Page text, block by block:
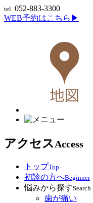
tel. 052-883-3300
WEB予約はこちら▶
アクセスAccess
トップTop
初診の方へBeginner
悩みから探すSearch
歯が痛い